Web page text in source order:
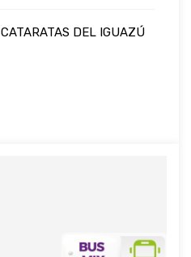
CATARATAS DEL IGUAZÚ